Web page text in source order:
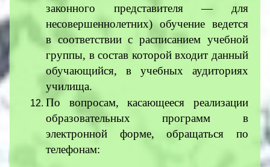
законного представителя — для
несовершеннолетних) обучение ведется
в соответствии с расписанием учебной
группы, в состав которой входит данный
обучающийся, в учебных аудиториях
училища.
По вопросам, касающееся реализации
образовательных программ в
электронной форме, обращаться по
телефонам: